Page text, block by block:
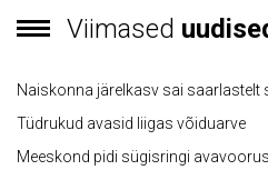
Viimased
Naiskonna järelkasv sai saarlastelt
Tüdrukud avasid liigas võiduarve
Meeskond pidi sügisringi